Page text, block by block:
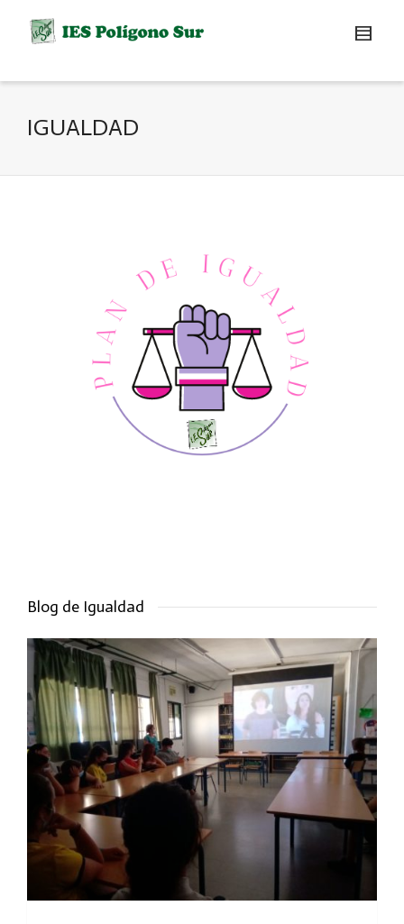
IGUALDAD
Blog de Igualdad